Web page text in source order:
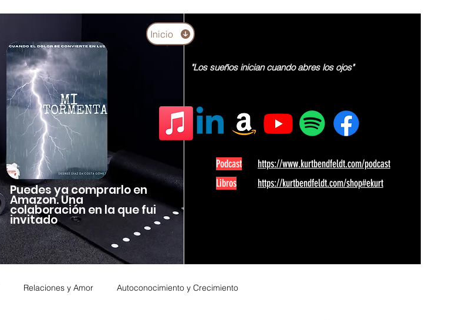
Puedes ya comprarlo en
Amazon. Una
colaboración en la que fui
invitado
Inicio
"Los sueños inician cuando abres los ojos"
Podcast
Libros
https://www.kurtbendfeldt.com/podcast
https://kurtbendfeldt.com/shop#ekurt
Relaciones y Amor Autoconocimiento y Crecimiento